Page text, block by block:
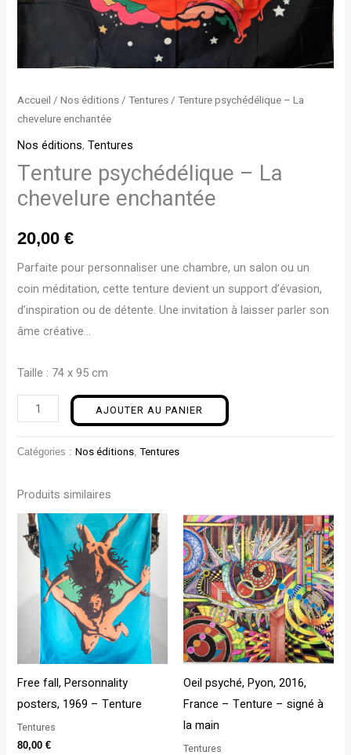
Accueil /Nos éditions /Tentures / Tenture psychédélique – La
chevelure enchantée
Nos éditions,Tentures
Tenture psychédélique – La
chevelure enchantée
20,00€
Parfaite pour personnaliser une chambre, un salon ou un
coin méditation, cette tenture devient un support d’évasion,
d’inspiration ou de détente. Une invitation à laisser parler son
âme créative…
Taille : 74 x 95 cm
AJOUTER AU PANIER
Catégories :Nos éditions ,Tentures
Produits similaires
Free fall, Personnality
posters, 1969 – Tenture
Tentures
80,00€
Oeil psyché, Pyon, 2016,
France – Tenture – signé à
la main
Tentures